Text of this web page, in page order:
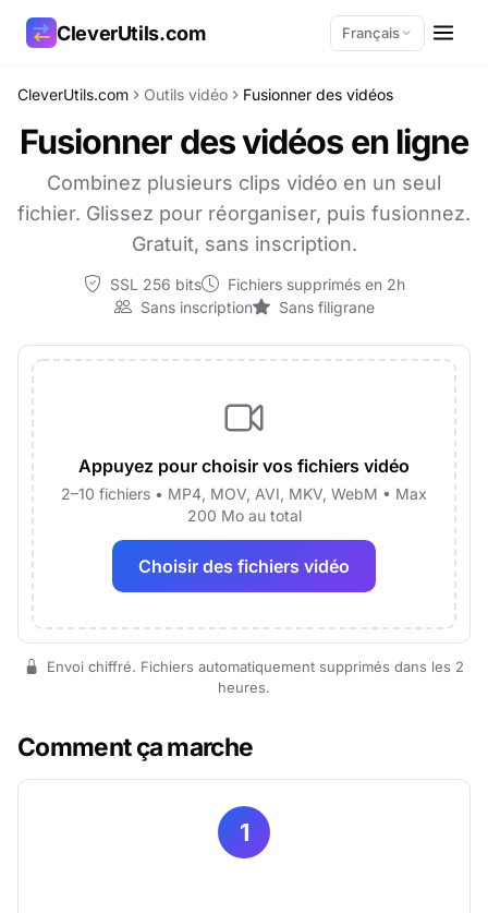
CleverUtils.com Français
CleverUtils.com Outils vidéo Fusionner des vidéos
Fusionner des vidéos en ligne
Combinez plusieurs clips vidéo en un seul
fichier. Glissez pour réorganiser, puis fusionnez.
Gratuit, sans inscription.
SSL 256 bits
Fichiers supprimés en 2h
Sans inscription
Sans filigrane
Appuyez pour choisir vos fichiers vidéo
2–10 fichiers • MP4, MOV, AVI, MKV, WebM • Max
200 Mo au total
Choisir des fichiers vidéo
Envoi chiffré. Fichiers automatiquement supprimés dans les 2
heures.
Comment ça marche
1
Copier le lien